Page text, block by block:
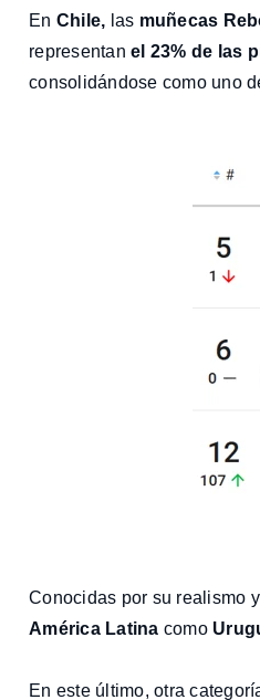
En Chile, las muñecas
representan el 23% de las
consolidándose como uno
Conocidas por su realismo
América Latina como
En este último, otra